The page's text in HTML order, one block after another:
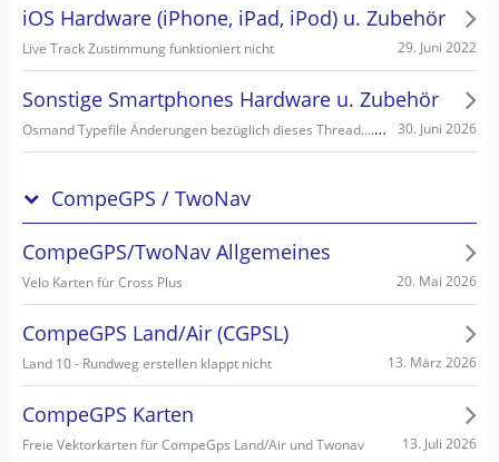
iOS Hardware (iPhone, iPad, iPod) u. Zubehör
Live Track Zustimmung funktioniert nicht 29. Juni 2022
Sonstige Smartphones Hardware u. Zubehör
Osmand Typefile Änderungen bezüglich dieses Thread....., mögliche Fehlerquelle warum es nicht gehen kann... 30. Juni 2026
CompeGPS / TwoNav
CompeGPS/TwoNav Allgemeines
Velo Karten für Cross Plus 20. Mai 2026
CompeGPS Land/Air (CGPSL)
Land 10 - Rundweg erstellen klappt nicht 13. März 2026
CompeGPS Karten
Freie Vektorkarten für CompeGps Land/Air und Twonav 13. Juli 2026